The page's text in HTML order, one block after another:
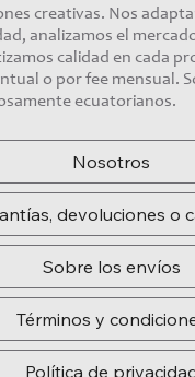
creativas. Nos
analizamos el
calidad en cada
o por fee mensual.
ecuatorianos.
Nosotros
devoluciones o
Sobre los envíos
Términos y
Política de